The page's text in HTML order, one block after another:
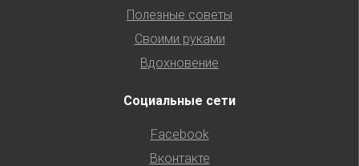
Полезные советы
Своими руками
Вдохновение
Социальные сети
Facebook
Вконтакте